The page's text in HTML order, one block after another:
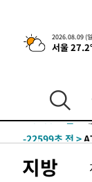
2026.08.09 (
서울
-32075초 전 >
-31577초 전 > [
-26237초 전 >
-25233초 전 >
-22579초 전 >
44.40%
-20543초 전 >
지방